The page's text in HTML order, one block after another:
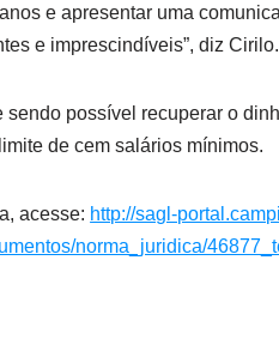
e apresentar uma
e imprescindíveis”, diz Cirilo.
possível recuperar o
de cem salários mínimos.
acesse: http://sagl-
norma_juridica/